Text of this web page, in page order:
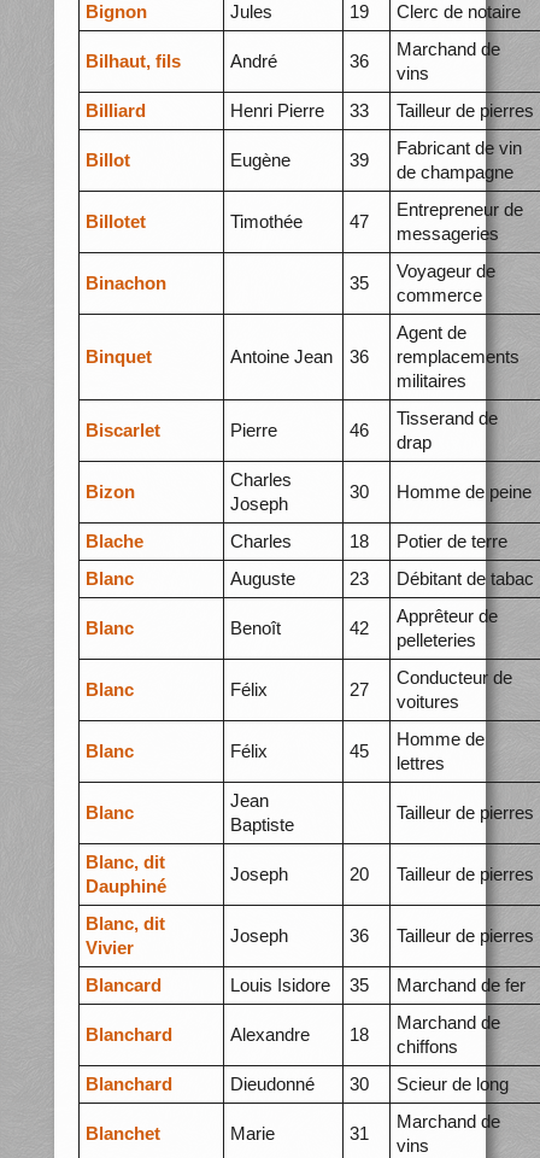
Bignon
Jules 19 Clerc de notaire
Bilhaut, fils André 36
Marchand de
vins
Billiard
Henri Pierre 33 Tailleur de pierres
Billot Eugène 39
Fabricant de vin
de champagne
Billotet Timothée 47
Entrepreneur de
messageries
Binachon 35
Voyageur de
commerce
Binquet Antoine Jean 36
Agent de
remplacements
militaires
Biscarlet Pierre 46
Tisserand de
drap
Bizon
Charles
Joseph
30 Homme de peine
Blache Charles 18
Potier de terre
Blanc
Auguste 23 Débitant de tabac
Blanc Benoît 42
Apprêteur de
pelleteries
Blanc Félix 27
Conducteur de
voitures
Blanc Félix 45
Homme de
lettres
Blanc
Jean
Baptiste
Tailleur de pierres
Blanc, dit
Dauphiné
Joseph 20 Tailleur de pierres
Blanc, dit
Vivier
Joseph 36 Tailleur de pierres
Blancard Louis Isidore 35 Marchand de fer
Blanchard Alexandre 18
Marchand de
chiffons
Blanchard
Dieudonné 30 Scieur de long
Blanchet Marie 31
Marchand de
vins